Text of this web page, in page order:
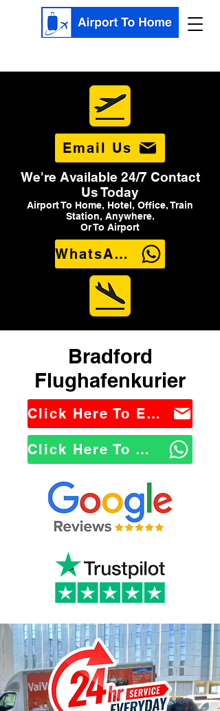
Email Us
We're Available 24/7 Contact
Us Today
Airport To Home, Hotel, Office, Train
Station, Anywhere.
Or To Airport
WhatsApp Us
Bradford
Flughafenkurier
Click Here To Email Us
Click Here To WhatsApp Us